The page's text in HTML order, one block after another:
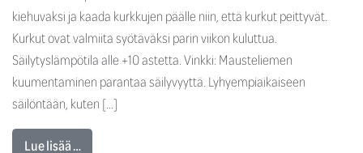
kiehuvaksi ja kaada kurkkujen päälle niin, että kurkut peittyvät.
Kurkut ovat valmiita syötäväksi parin viikon kuluttua.
Säilytyslämpötila alle +10 astetta. Vinkki: Mausteliemen
kuumentaminen parantaa säilyvyyttä. Lyhyempiaikaiseen
säilöntään, kuten […]
Lue lisää …